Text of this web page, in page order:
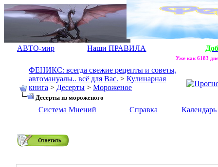
АВТО-мир Наши ПРАВИЛА
Уже как 6183
ФЕНИКС: всегда свежие рецепты и советы,
автомануалы.. всё для Вас. > Кулинарная
книга > Десерты > Мороженое
Десерты из мороженого
Система Мнений Справка Календарь